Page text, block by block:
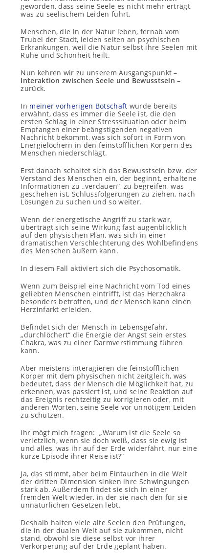
geworden, dass seine Seele es nicht mehr erträgt,
was zu seelischem Leiden führt.
Menschen, die in der Natur leben, fernab vom
Trubel der Stadt, leiden selten an psychischen
Erkrankungen, weil die Natur selbst ihre Seelen mit
Ruhe und Schönheit heilt.
Nun kehren wir zu unserem Ausgangspunkt –
Interaktion zwischen Seele und Bewusstsein –
zurück.
In meiner vorherigen Botschaft wurde bereits
erwähnt, dass es immer die Seele ist, die den
ersten Schlag in einer Stresssituation oder beim
Empfangen einer beängstigenden negativen
Nachricht bekommt, was sich sofort in Form von
Energielöchern in den feinstofflichen Körpern des
Menschen niederschlägt.
Erst danach schaltet sich das Bewusstsein bzw. der
Verstand des Menschen ein, der beginnt, erhaltene
Informationen zu „verdauen“, zu begreifen, was
geschehen ist, Schlussfolgerungen zu ziehen, nach
Lösungen zu suchen und so weiter.
Wenn der energetische Angriff zu stark war,
überträgt sich seine Wirkung fast augenblicklich
auf den physischen Plan, was sich in einer
dramatischen Verschlechterung des Wohlbefindens
des Menschen äußern kann.
In diesem Fall aktiviert sich die Psychosomatik.
Wenn zum Beispiel eine Nachricht vom Tod eines
geliebten Menschen eintrifft, ist das Herzchakra
besonders betroffen, und der Mensch kann einen
Herzinfarkt erleiden.
Befindet sich der Mensch in Lebensgefahr,
„durchlöchert“ die Energie der Angst sein erstes
Chakra, was zu einer Darmverstimmung führen
kann.
Aber meistens interagieren die feinstofflichen
Körper mit dem physischen nicht zeitgleich, was
bedeutet, dass der Mensch die Möglichkeit hat, zu
erkennen, was passiert ist, und seine Reaktion auf
das Ereignis rechtzeitig zu korrigieren oder, mit
anderen Worten, seine Seele vor unnötigem Leiden
zu schützen.
Ihr mögt mich fragen: „Warum ist die Seele so
verletzlich, wenn sie doch weiß, dass sie ewig ist
und alles, was ihr auf der Erde widerfährt, nur eine
kurze Episode ihrer Reise ist?“
Ja, das stimmt, aber beim Eintauchen in die Welt
der dritten Dimension sinken ihre Schwingungen
stark ab. Außerdem findet sie sich in einer
fremden Welt wieder, in der sie nach den für sie
unnatürlichen Gesetzen lebt.
Deshalb halten viele alte Seelen den Prüfungen,
die in der dualen Welt auf sie zukommen, nicht
stand, obwohl sie diese selbst vor ihrer
Verkörperung auf der Erde geplant haben.